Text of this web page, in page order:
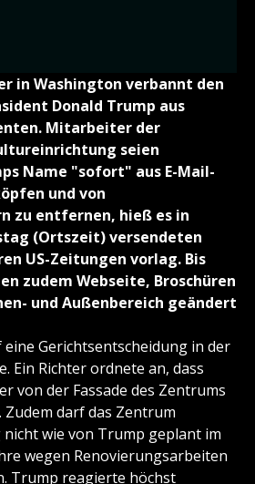
in Washington verbannt den
Donald Trump aus
Mitarbeiter der
seien
Name "sofort" aus E-Mail-
und von
zu entfernen, hieß es in
(Ortszeit) versendeten
US-Zeitungen vorlag. Bis
zudem Webseite, Broschüren
und Außenbereich geändert
Gerichtsentscheidung in der
Ein Richter ordnete an, dass
von der Fassade des Zentrums
Zudem darf das Zentrum
wie von Trump geplant im
wegen Renovierungsarbeiten
Trump reagierte höchst